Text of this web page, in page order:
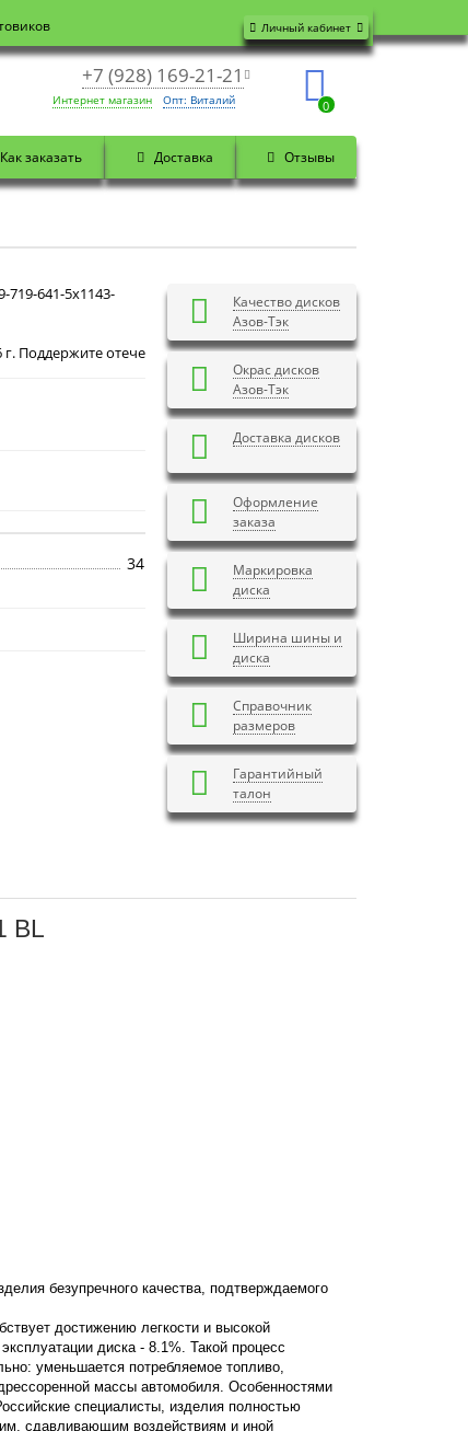
Личный кабинет
+7 (928) 169-21-21
Интернет магазин Опт: Виталий 0
Как заказать Доставка Отзывы
719-641-5x1143-
Доброе утро! СегодняЧетверг 6 августа 2026 г.
34
Качество дисков
Азов-Тэк
Окрас дисков
Азов-Тэк
Доставка дисков
Оформление
заказа
Маркировка
диска
Ширина шины и
диска
Справочник
размеров
Гарантийный
талон
BL
безупречного качества, подтверждаемого
достижению легкости и высокой
диска - 8.1%. Такой процесс
уменьшается потребляемое топливо,
массы автомобиля. Особенностями
специалисты, изделия полностью
сдавливающим воздействиям и иной